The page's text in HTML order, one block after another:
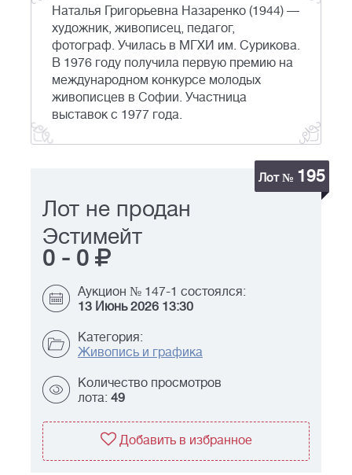
Наталья Григорьевна Назаренко (1944) —
художник, живописец, педагог,
фотограф. Училась в МГХИ им. Сурикова.
В 1976 году получила первую премию на
международном конкурсе молодых
живописцев в Софии. Участница
выставок с 1977 года.
Лот № 195
Лот не продан
Эстимейт
0 - 0
Аукцион № 147-1 состоялся:
13 Июнь 2026 13:30
Категория:
Живопись и графика
Количество просмотров
лота: 49
Добавить в избранное